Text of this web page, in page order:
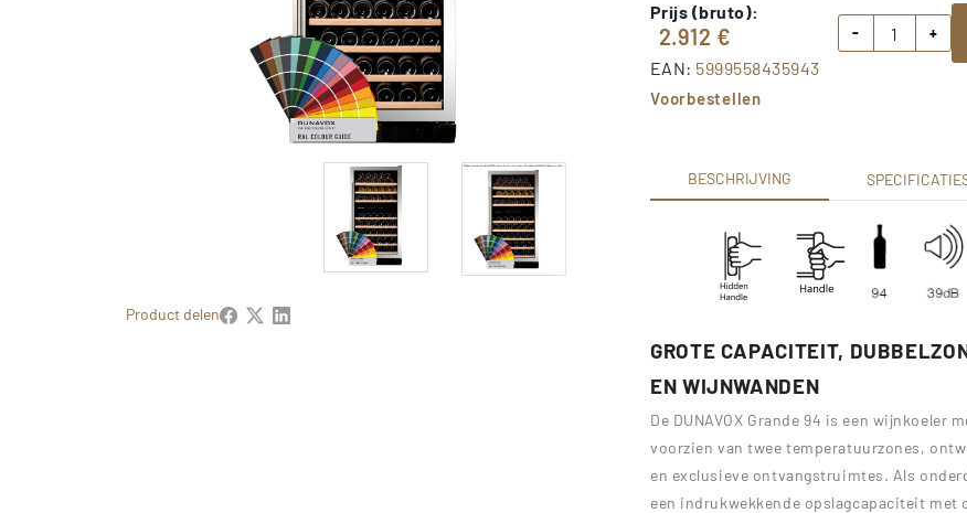
Product delen
Prijs (bruto):
2.912 €
EAN: 5999558435943
Voorbestellen
- +
BESCHRIJVING
GROTE CAPACITEIT,
EN WIJNWANDEN
De DUNAVOX Grande 94 is een wijnkoeler
voorzien van twee temperatuurzones,
en exclusieve ontvangstruimtes. Als
een indrukwekkende opslagcapaciteit